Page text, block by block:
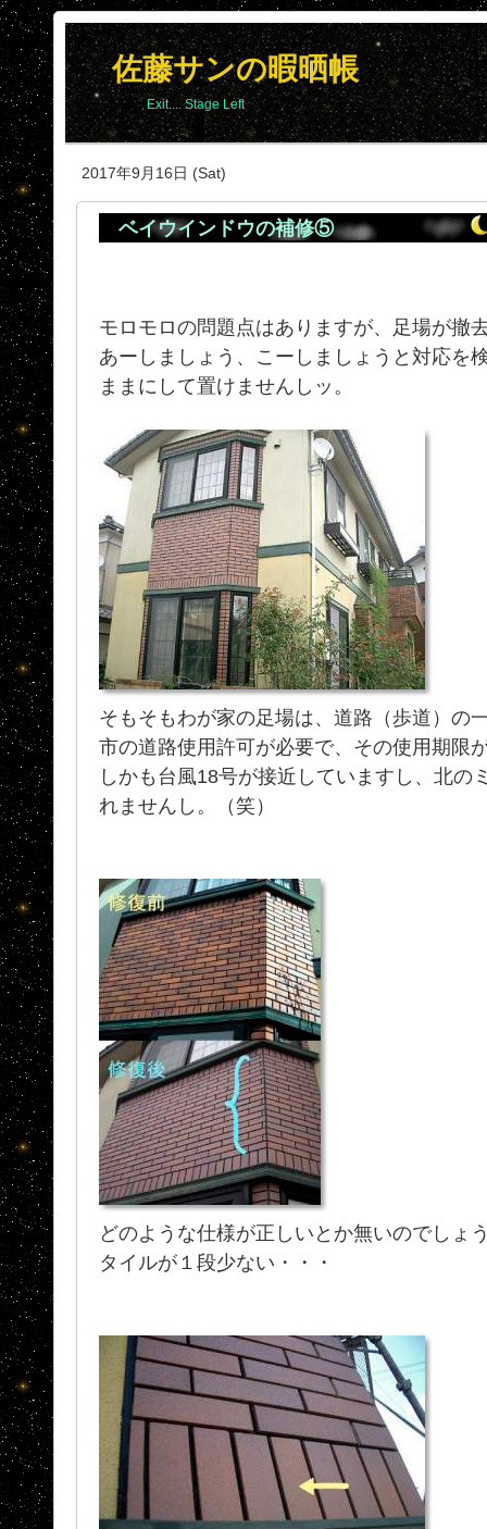
佐藤サンの暇晒帳
Exit.... Stage Left
2017年9月16日 (Sat)
ベイウインドウの補修⑤
モロモロの問題点はありますが、足場が撤
あーしましょう、こーしましょうと対応を
ままにして置けませんしッ。
そもそもわが家の足場は、道路（歩道）の
市の道路使用許可が必要で、その使用期限
しかも台風18号が接近していますし、北の
れませんし。（笑）
どのような仕様が正しいとか無いのでしょ
タイルが１段少ない・・・